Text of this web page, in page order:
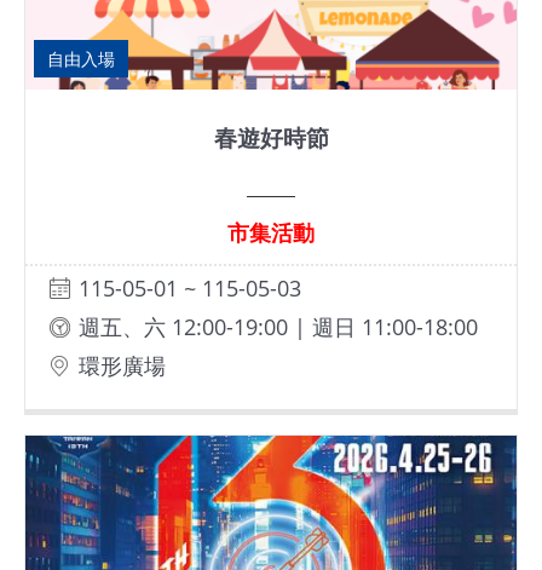
自由入場
春遊好時節
市集活動
115-05-01 ~ 115-05-03
週五、六 12:00-19:00 | 週日 11:00-18:00
環形廣場